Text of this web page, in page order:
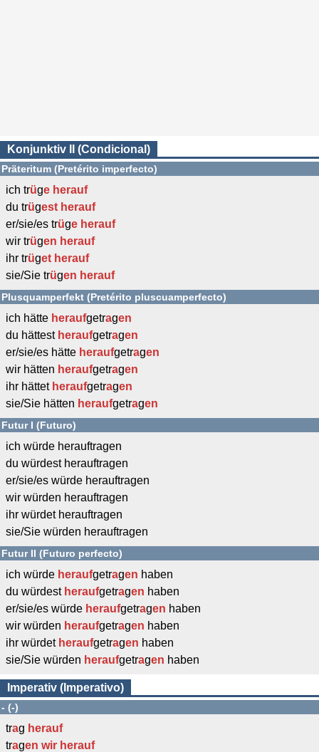
Konjunktiv II (Condicional)
Präteritum (Pretérito imperfecto)
ich trüge herauf
du trügest herauf
er/sie/es trüge herauf
wir trügen herauf
ihr trüget herauf
sie/Sie trügen herauf
Plusquamperfekt (Pretérito pluscuamperfecto)
ich hätte heraufgetragen
du hättest heraufgetragen
er/sie/es hätte heraufgetragen
wir hätten heraufgetragen
ihr hättet heraufgetragen
sie/Sie hätten heraufgetragen
Futur I (Futuro)
ich würde herauftragen
du würdest herauftragen
er/sie/es würde herauftragen
wir würden herauftragen
ihr würdet herauftragen
sie/Sie würden herauftragen
Futur II (Futuro perfecto)
ich würde heraufgetragen haben
du würdest heraufgetragen haben
er/sie/es würde heraufgetragen haben
wir würden heraufgetragen haben
ihr würdet heraufgetragen haben
sie/Sie würden heraufgetragen haben
Imperativ (Imperativo)
- (-)
trag herauf
tragen wir herauf